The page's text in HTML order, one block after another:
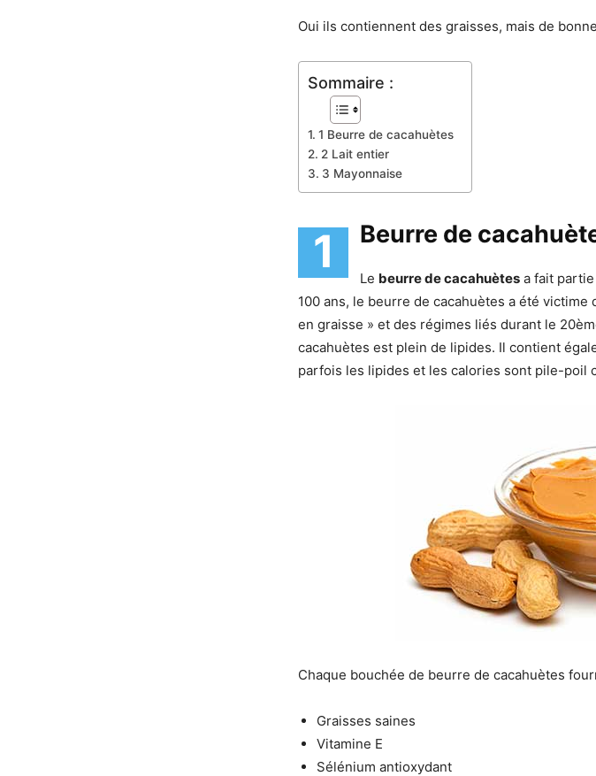
Oui ils contiennent des graisses, mais de
Sommaire :
1 Beurre de cacahuètes
2 Lait entier
3 Mayonnaise
1 Beurre de
Le beurre de cacahuètes a fait
100 ans, le beurre de cacahuètes a été
en graisse » et des régimes liés durant le
cacahuètes est plein de lipides. Il contient
parfois les lipides et les calories sont pile-poil
Chaque bouchée de beurre de cacahuètes
Graisses saines
Vitamine E
Sélénium antioxydant